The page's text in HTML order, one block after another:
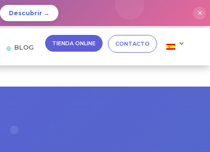
Descubrir → ✕
BLOG TIENDA ONLINE CONTACTO